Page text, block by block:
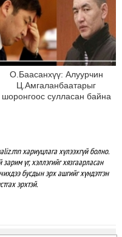
О.Баасанхүү: Алуурчин
Ц.Амгаланбаатарыг
шоронгоос сулласан байна
хариуцлага хүлээхгүй болно.
үг, хэллэгийг хязгаарласан
бусдын эрх ашгийг хүндэтгэн
эрхтэй.